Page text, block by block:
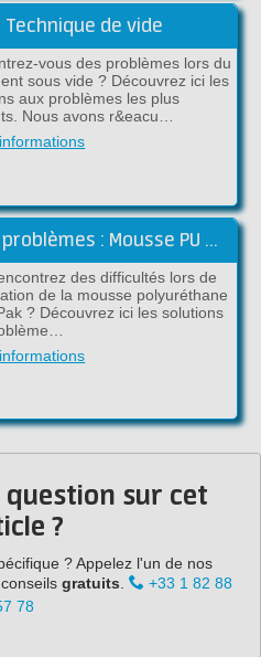
de vide
vous des problèmes lors du
sous vide ? Découvrez ici les
aux problèmes les plus
Nous avons r&eacu…
Guide de résolution de problèmes : Mousse PU Froth-Pak
des difficultés lors de
de la mousse polyuréthane
? Découvrez ici les solutions
question sur cet
?
? Appelez l'un de nos
gratuits
+33 1 82 88
78